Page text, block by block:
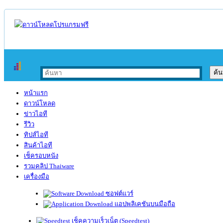
หน้าแรก
ดาวน์โหลด
ข่าวไอที
รีวิว
ทิปส์ไอที
สินค้าไอที
เช็ครอบหนัง
รวมคลิป Thaiware
เครื่องมือ
ซอฟต์แวร์
แอปพลิเคชันบนมือถือ
เช็คความเร็วเน็ต (Speedtest)